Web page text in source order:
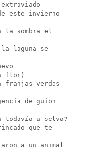
este invierno
sombra el
laguna se
flor)
franjas verdes
de guion
todavía a selva?
que te
a un animal